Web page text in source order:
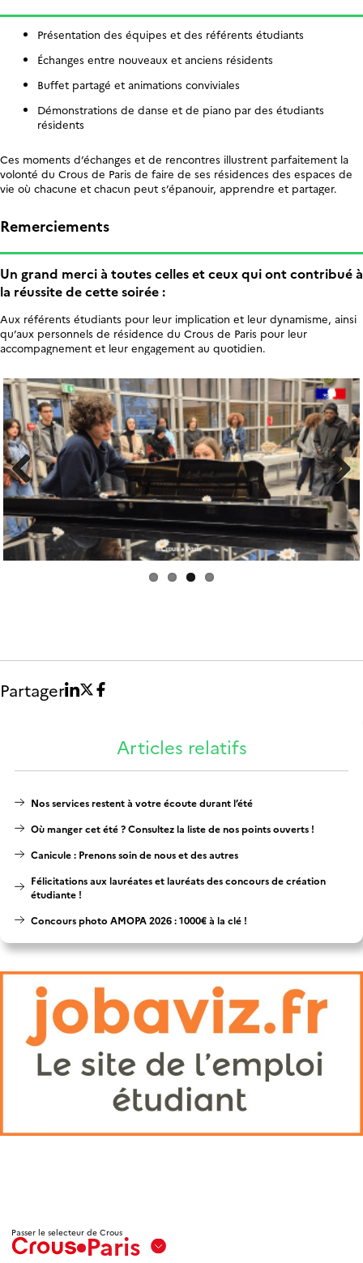
Présentation des équipes et des référents étudiants
Échanges entre nouveaux et anciens résidents
Buffet partagé et animations conviviales
Démonstrations de danse et de piano par des étudiants
résidents
Ces moments d’échanges et de rencontres illustrent parfaitement la
volonté du Crous de Paris de faire de ses résidences des espaces de
vie où chacune et chacun peut s’épanouir, apprendre et partager.
Remerciements
Un grand merci à toutes celles et ceux qui ont contribué à
la réussite de cette soirée :
Aux référents étudiants pour leur implication et leur dynamisme, ainsi
qu’aux personnels de résidence du Crous de Paris pour leur
accompagnement et leur engagement au quotidien.
Previous Next
Partager
Articles relatifs
Nos services restent à votre écoute durant l’été
Où manger cet été ? Consultez la liste de nos points ouverts !
Canicule : Prenons soin de nous et des autres
Félicitations aux lauréates et lauréats des concours de création
étudiante !
Concours photo AMOPA 2026 : 1000€ à la clé !
Passer le selecteur de Crous
Paris